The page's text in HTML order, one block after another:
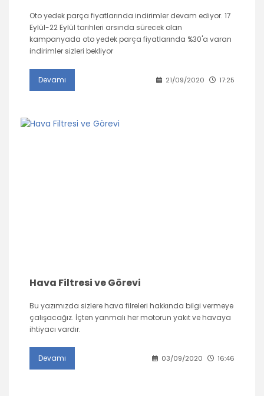
Oto yedek parça fiyatlarında indirimler devam ediyor. 17
Eylül-22 Eylül tarihleri arsında sürecek olan
kampanyada oto yedek parça fiyatlarında %30'a varan
indirimler sizleri bekliyor
Devamı 21/09/2020 17:25
Hava Filtresi ve Görevi
Bu yazımızda sizlere hava filreleri hakkında bilgi vermeye
çalışacağız. İçten yanmalı her motorun yakıt ve havaya
ihtiyacı vardır.
Devamı 03/09/2020 16:46